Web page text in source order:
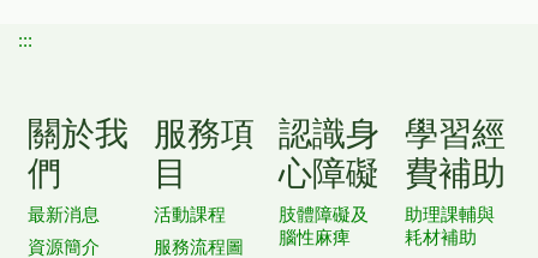
:::
關於我
們
最新消息
資源簡介
服務項
目
活動課程
服務流程圖
認識身
心障礙
肢體障礙及
腦性麻痺
學習經
費補助
助理課輔與
耗材補助